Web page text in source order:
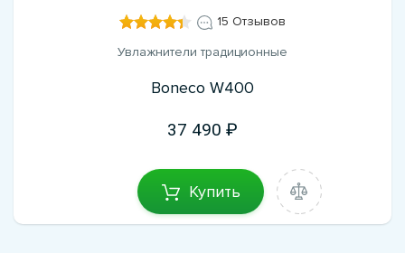
15 Отзывов
Увлажнители традиционные
Boneco W400
37 490
Купить